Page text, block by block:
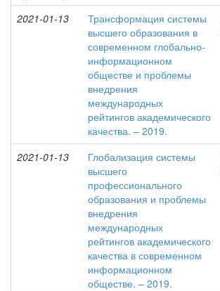
2021-01-13
Трансформация системы
высшего образования в
современном глобально-
информационном
обществе и проблемы
внедрения
международных
рейтингов академического
качества. – 2019.
2021-01-13
Глобализация системы
высшего
профессионального
образования и проблемы
внедрения
международных
рейтингов академического
качества в современном
информационном
обществе. – 2019.